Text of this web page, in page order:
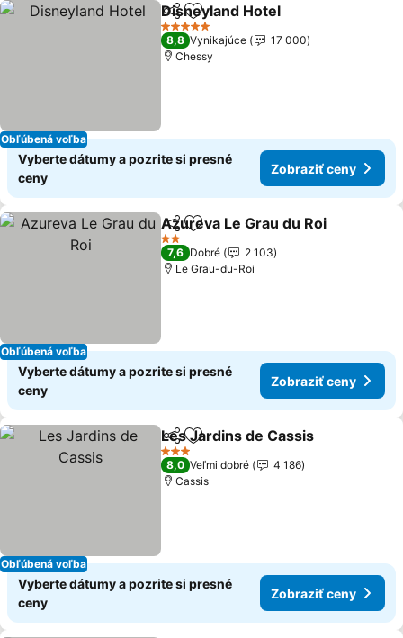
Obľúbená voľba
ZdieľaťPridať do obľúbených
Disneyland Hotel
5 Počet hviezdičiek
8,8 Vynikajúce
17 000
Chessy
Vyberte dátumy a pozrite si presné
ceny
Zobraziť ceny
Obľúbená voľba
ZdieľaťPridať do obľúbených
Azureva Le Grau du Roi
2 Počet hviezdičiek
7,6 Dobré
2 103
Le Grau-du-Roi
Vyberte dátumy a pozrite si presné
ceny
Zobraziť ceny
Obľúbená voľba
ZdieľaťPridať do obľúbených
Les Jardins de Cassis
3 Počet hviezdičiek
8,0 Veľmi dobré
4 186
Cassis
Vyberte dátumy a pozrite si presné
ceny
Zobraziť ceny